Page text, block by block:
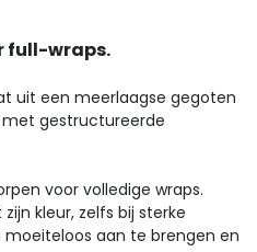
full-wraps.
uit een meerlaagse gegoten
gestructureerde
voor volledige wraps.
kleur, zelfs bij sterke
moeiteloos aan te brengen en